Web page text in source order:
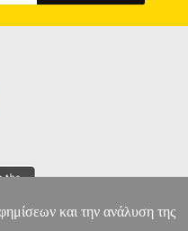
και την ανάλυση της